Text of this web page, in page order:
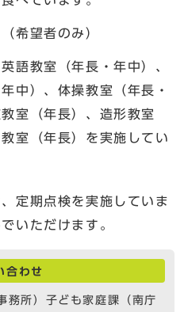
希望者のみ）
語教室（年長・年中）、
中）、体操教室（年長・
室（年長）、造形教室
室（年長）を実施してい
定期点検を実施していま
いただけます。
合わせ
務所）子ども家庭課（南庁